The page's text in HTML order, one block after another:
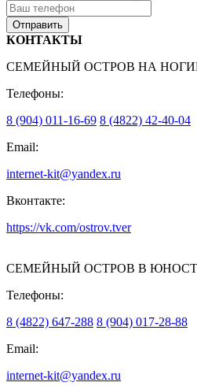
Отправить
КОНТАКТЫ
СЕМЕЙНЫЙ ОСТРОВ НА
Телефоны:
8 (904) 011-16-69 8 (4822) 42-40-04
Email:
internet-kit@yandex.ru
Вконтакте:
https://vk.com/ostrov.tver
СЕМЕЙНЫЙ ОСТРОВ В
Телефоны:
8 (4822) 647-288 8 (904) 017-28-88
Email:
internet-kit@yandex.ru